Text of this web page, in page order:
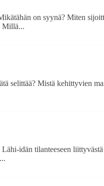
on syynä? Miten
Millä...
selittää? Mistä kehittyvien
idän tilanteeseen